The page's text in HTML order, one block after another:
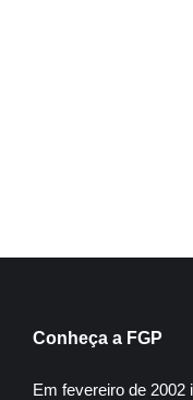
Conheça a FGP
Em fevereiro de 2002